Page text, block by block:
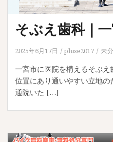
そぶえ歯科｜
2025年6月17日 pluse2017 未
一宮市に医院を構えるそぶ
位置にあり通いやすい立地
通院いた […]